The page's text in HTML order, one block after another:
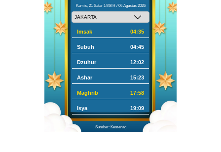
Kamis, 21 Safar 1448 H / 06 Agustus 2026
Imsak 04:35
Subuh 04:45
Dzuhur 12:02
Ashar 15:23
Maghrib 17:58
Isya 19:09
Sumber: Kemenag